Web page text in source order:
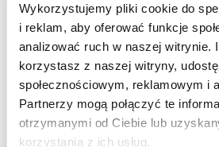
Wykorzystujemy pliki cookie do
i reklam, aby oferować funkcje
analizować ruch w naszej witrynie.
korzystasz z naszej witryny,
społecznościowym, reklamowym i
Partnerzy mogą połączyć te
otrzymanymi od Ciebie lub
korzystania z ich usług.
nabywanego urządzenia (robota
2021 r., ulga na robotyzację także
0111-KDIB1-2.4010.318.2022.2.DP).
Natomiast w interpretacji z lipca br. organ
systemów informatycznych nie mieści
katalogu kosztów kwalifikowanych,